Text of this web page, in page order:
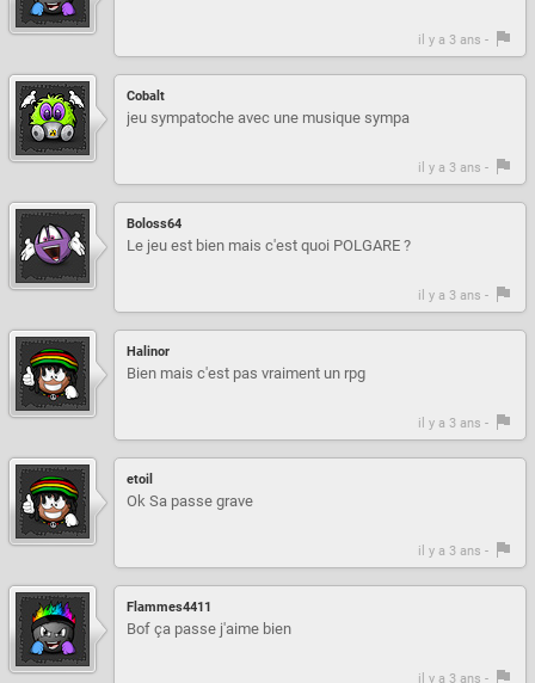
il y a 3 ans -
Cobalt
jeu sympatoche avec une musique sympa
il y a 3 ans -
Boloss64
Le jeu est bien mais c'est quoi POLGARE ?
il y a 3 ans -
Halinor
Bien mais c'est pas vraiment un rpg
il y a 3 ans -
etoil
Ok Sa passe grave
il y a 3 ans -
Flammes4411
Bof ça passe j'aime bien
il y a 3 ans -